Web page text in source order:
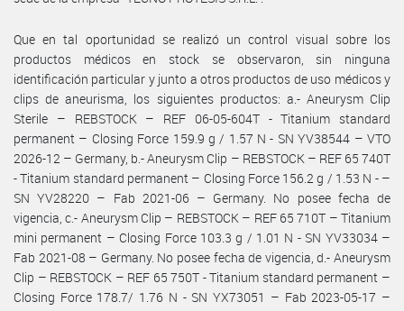
Que en tal oportunidad se realizó un control visual sobre los
productos médicos en stock se observaron, sin ninguna
identificación particular y junto a otros productos de uso médicos y
clips de aneurisma, los siguientes productos: a.- Aneurysm Clip
Sterile – REBSTOCK – REF 06-05-604T - Titanium standard
permanent – Closing Force 159.9 g / 1.57 N - SN YV38544 – VTO
2026-12 – Germany, b.- Aneurysm Clip – REBSTOCK – REF 65 740T
- Titanium standard permanent – Closing Force 156.2 g / 1.53 N - –
SN YV28220 – Fab 2021-06 – Germany. No posee fecha de
vigencia, c.- Aneurysm Clip – REBSTOCK – REF 65 710T – Titanium
mini permanent – Closing Force 103.3 g / 1.01 N - SN YV33034 –
Fab 2021-08 – Germany. No posee fecha de vigencia, d.- Aneurysm
Clip – REBSTOCK – REF 65 750T - Titanium standard permanent –
Closing Force 178.7/ 1.76 N - SN YX73051 – Fab 2023-05-17 –